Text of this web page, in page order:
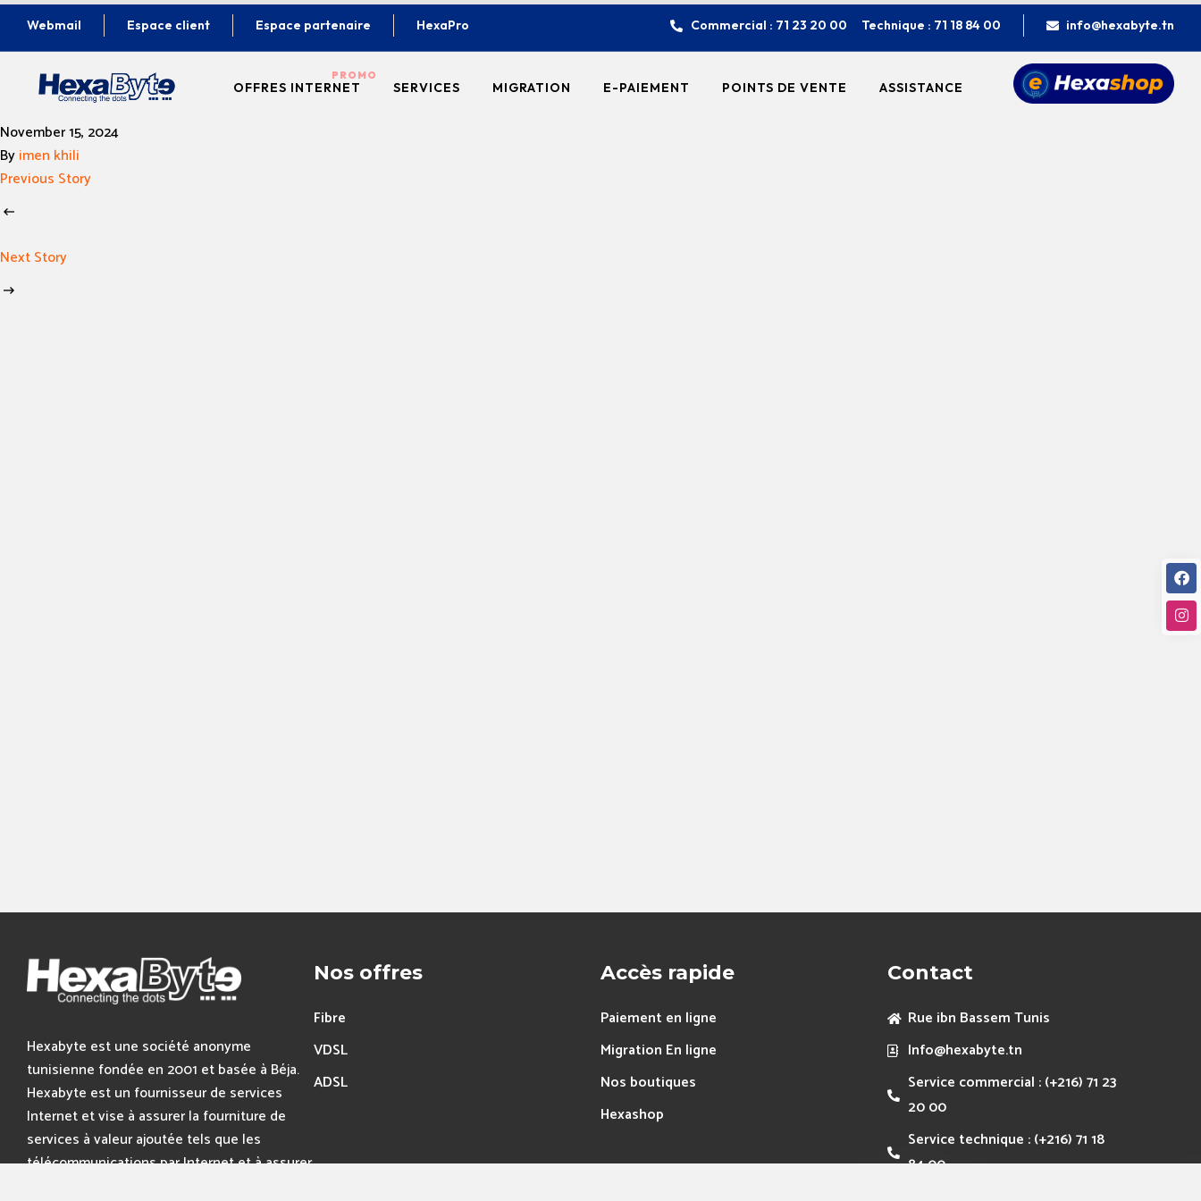
Webmail Espace client Espace partenaire HexaPro Commercial : 71 23 20 00 Technique : 71 18 84 00 info@hexabyte.tn
OFFRES INTERNET SERVICES MIGRATION E-PAIEMENT POINTS DE VENTE ASSISTANCE
November 15, 2024
Byimen khili
Previous Story
Next Story
Hexabyte est une société anonyme
tunisienne fondée en 2001 et basée à Béja.
Hexabyte est un fournisseur de services
Internet et vise à assurer la fourniture de
services à valeur ajoutée tels que les
télécommunications par Internet et à assurer
Nos offres
Fibre
VDSL
ADSL
Accès rapide
Paiement en ligne
Migration En ligne
Nos boutiques
Hexashop
Contact
Rue ibn Bassem Tunis
Info@hexabyte.tn
Service commercial : (+216) 71 23
20 00
Service technique : (+216) 71 18
84 00